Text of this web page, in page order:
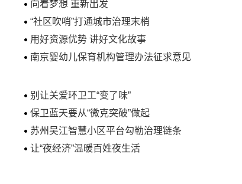
向着梦想 重新出发
“社区吹哨”打通城市治理末梢
用好资源优势 讲好文化故事
南京婴幼儿保育机构管理办法征求意见
别让关爱环卫工“变了味”
保卫蓝天要从“微克突破”做起
苏州吴江智慧小区平台勾勒治理链条
让“夜经济”温暖百姓夜生活